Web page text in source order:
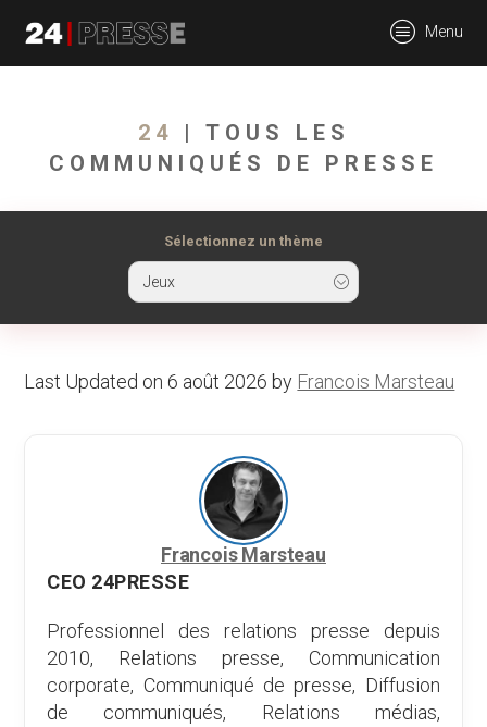
presse
Menu
24
| TOUS LES
COMMUNIQUÉS DE PRESSE
Sélectionnez un thème
Jeux
Last Updated on 6 août 2026 by Francois Marsteau
Francois Marsteau
CEO 24PRESSE
Professionnel des relations presse depuis
2010, Relations presse, Communication
corporate, Communiqué de presse, Diffusion
de communiqués, Relations médias,